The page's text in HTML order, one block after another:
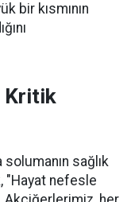
bir kısmının
Kritik
sağlık
"Hayat nefesle